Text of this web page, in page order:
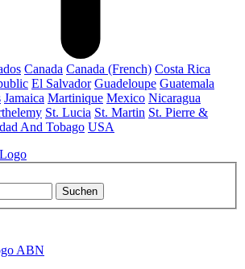
Canada Canada (French) Costa Rica
El Salvador Guadeloupe Guatemala
Jamaica Martinique Mexico Nicaragua
St. Lucia St. Martin St. Pierre &
And Tobago USA